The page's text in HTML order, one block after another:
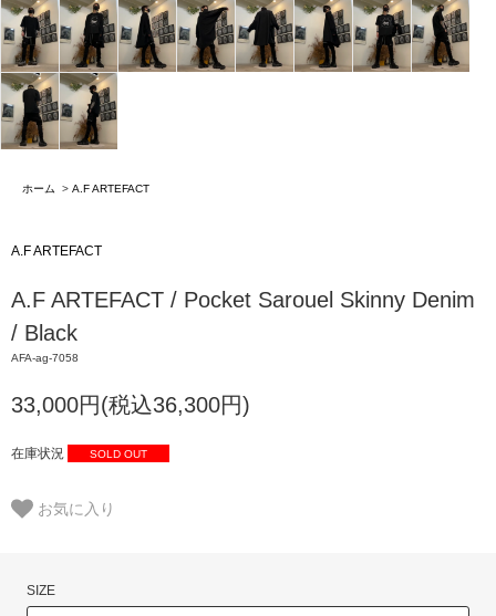
ホーム > A.F ARTEFACT
A.F ARTEFACT
A.F ARTEFACT / Pocket Sarouel Skinny Denim
/ Black
AFA-ag-7058
33,000円(税込36,300円)
在庫状況 SOLD OUT
お気に入り
SIZE